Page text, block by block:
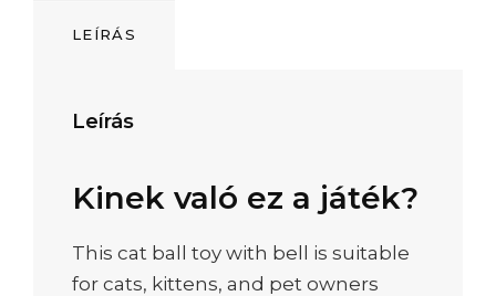
LEÍRÁS
Leírás
Kinek való ez a játék?
This cat ball toy with bell is suitable
for cats, kittens, and pet owners